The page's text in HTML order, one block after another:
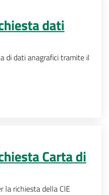
dati
di dati anagrafici tramite il
Carta di
la richiesta della CIE